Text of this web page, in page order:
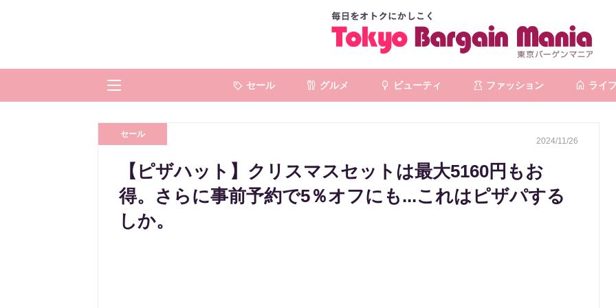
セール グルメ ビューティ ファッション ライフ
セール
2024/11/26
【ピザハット】クリスマスセットは最大5160円もお
得。さらに事前予約で5％オフにも...これはピザパする
しか。